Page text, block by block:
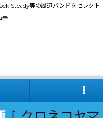
Steady等の周辺バンドをセレクト」
幸